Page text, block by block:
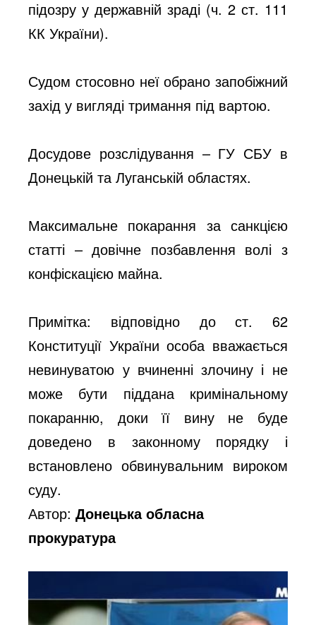
підозру у державній зраді (ч. 2 ст. 111
КК України).
Судом стосовно неї обрано запобіжний
захід у вигляді тримання під вартою.
Досудове розслідування – ГУ СБУ в
Донецькій та Луганській областях.
Максимальне покарання за санкцією
статті – довічне позбавлення волі з
конфіскацією майна.
Примітка: відповідно до ст. 62
Конституції України особа вважається
невинуватою у вчиненні злочину і не
може бути піддана кримінальному
покаранню, доки її вину не буде
доведено в законному порядку і
встановлено обвинувальним вироком
суду.
Автор:Донецька обласна
прокуратура